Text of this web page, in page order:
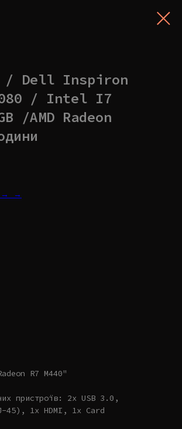
/ Dell Inspiron
/ Intel I7
/AMD Radeon
→ →
R7 M440"
пристроїв: 2x USB 3.0,
45), 1x HDMI, 1x Card